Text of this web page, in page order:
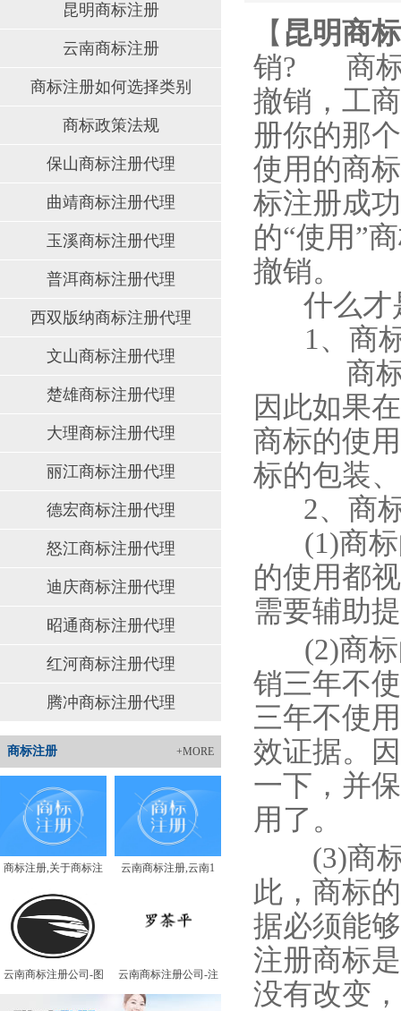
昆明商标注册
云南商标注册
商标注册如何选择类别
商标政策法规
保山商标注册代理
曲靖商标注册代理
玉溪商标注册代理
普洱商标注册代理
西双版纳商标注册代理
文山商标注册代理
楚雄商标注册代理
大理商标注册代理
丽江商标注册代理
德宏商标注册代理
怒江商标注册代理
迪庆商标注册代理
昭通商标注册代理
红河商标注册代理
腾冲商标注册代理
+MORE
商标注册
商标注册,关于商标注 云南商标注册,云南1
云南商标注册公司-图 云南商标注册公司-注
【 昆明商
销? 商标
撤销，工
册你的那
使用的商
标注册成
的“使用”
撤销。
什么才
1、商标
商标的
因此如果
商标的使
标的包装
2、商标
(1)商标
的使用都
需要辅助
(2)商标
销三年不
三年不使
效证据。
一下，并
用了。
(3)商标
此，商标
据必须能
注册商标
没有改变